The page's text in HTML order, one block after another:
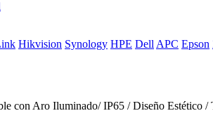
Hikvision Synology HPE Dell APC Epson
con Aro Iluminado/ IP65 / Diseño Estético